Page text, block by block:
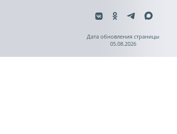
Дата обновления страницы
05.08.2026